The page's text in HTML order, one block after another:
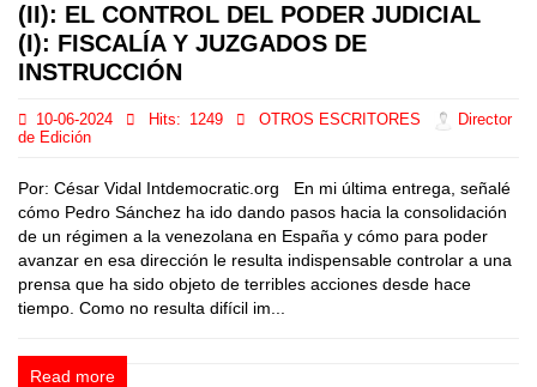
(II): EL CONTROL DEL PODER JUDICIAL
(I): FISCALÍA Y JUZGADOS DE
INSTRUCCIÓN
10-06-2024 Hits: 1249 OTROS ESCRITORES
Director
de Edición
Por: César Vidal Intdemocratic.org En mi última entrega, señalé
cómo Pedro Sánchez ha ido dando pasos hacia la consolidación
de un régimen a la venezolana en España y cómo para poder
avanzar en esa dirección le resulta indispensable controlar a una
prensa que ha sido objeto de terribles acciones desde hace
tiempo. Como no resulta difícil im...
Read more